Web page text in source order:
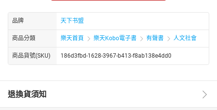
芒万丈，如此的坎坷经历，如此的英雄气概，给我们留下了难以磨
灭的深刻印象。
品牌 天下书盟
商品分類 樂天首頁 樂天Kobo電子書 有聲書 人文社會
商品貨號(SKU) 186d3fbd-1628-3967-b413-f8ab138e4dd0
退換貨須知